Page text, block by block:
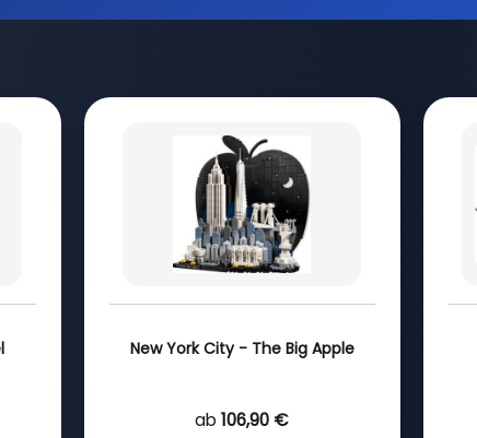
New York City - The Big Apple
ab 106,90 €